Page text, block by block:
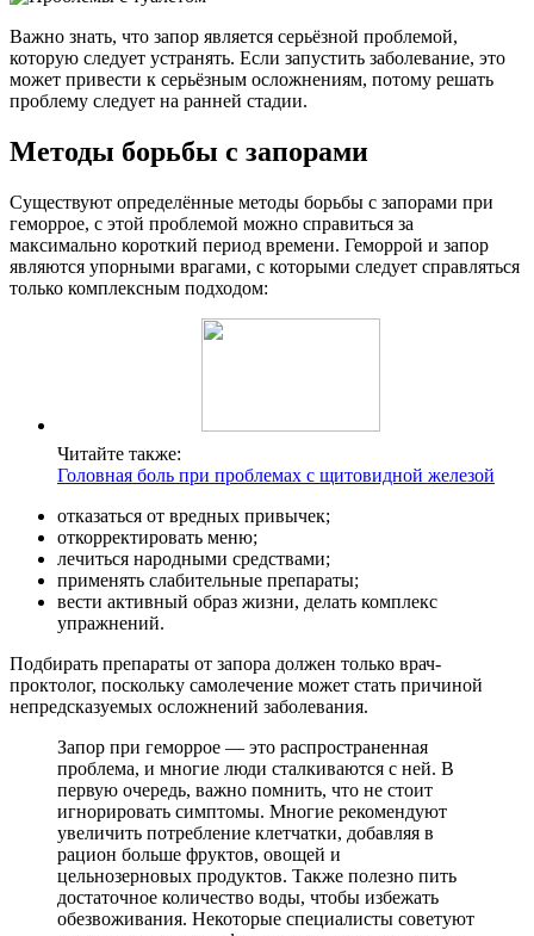
Важно знать, что запор является серьёзной проблемой,
которую следует устранять. Если запустить заболевание, это
может привести к серьёзным осложнениям, потому решать
проблему следует на ранней стадии.
Методы борьбы с запорами
Существуют определённые методы борьбы с запорами при
геморрое, с этой проблемой можно справиться за
максимально короткий период времени. Геморрой и запор
являются упорными врагами, с которыми следует справляться
только комплексным подходом:
Читайте также:
Головная боль при проблемах с щитовидной железой
отказаться от вредных привычек;
откорректировать меню;
лечиться народными средствами;
применять слабительные препараты;
вести активный образ жизни, делать комплекс
упражнений.
Подбирать препараты от запора должен только врач-
проктолог, поскольку самолечение может стать причиной
непредсказуемых осложнений заболевания.
Запор при геморрое — это распространенная
проблема, и многие люди сталкиваются с ней. В
первую очередь, важно помнить, что не стоит
игнорировать симптомы. Многие рекомендуют
увеличить потребление клетчатки, добавляя в
рацион больше фруктов, овощей и
цельнозерновых продуктов. Также полезно пить
достаточное количество воды, чтобы избежать
обезвоживания. Некоторые специалисты советуют